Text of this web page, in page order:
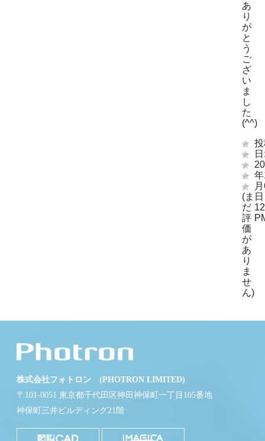
あ
り
が
と
う
ご
ざ
い
ま
し
た
(^^)
(ま
だ
評
価
が
あ
り
ま
せ
ん)
日
株式会社フォトロン (PHOTRON LIMITED)
〒101-0051 東京都千代田区神田神保町一丁目105番地
神保町三井ビルディング21階